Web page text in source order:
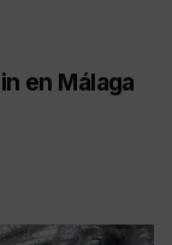
en Málaga